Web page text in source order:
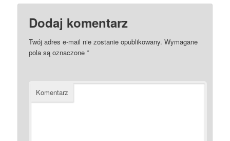
Dodaj komentarz
Twój adres e-mail nie zostanie opublikowany. Wymagane
pola są oznaczone*
Komentarz